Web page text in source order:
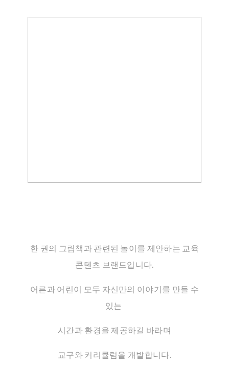
한 권의 그림책과 관련된 놀이를 제안하는 교육
콘텐츠 브랜드입니다.
어른과 어린이 모두 자신만의 이야기를 만들 수
있는
시간과 환경을 제공하길 바라며
교구와 커리큘럼을 개발합니다.